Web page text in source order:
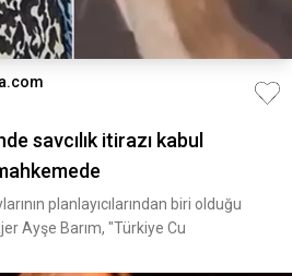
savcılık itirazı kabul
planlayıcılarından biri olduğu
Ayşe Barım, "Türkiye Cu